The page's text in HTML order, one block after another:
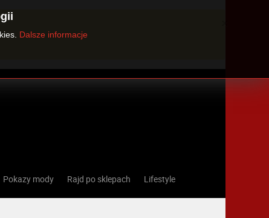
Pokazy mody Rajd po sklepach Lifestyle
Dalsze informacje